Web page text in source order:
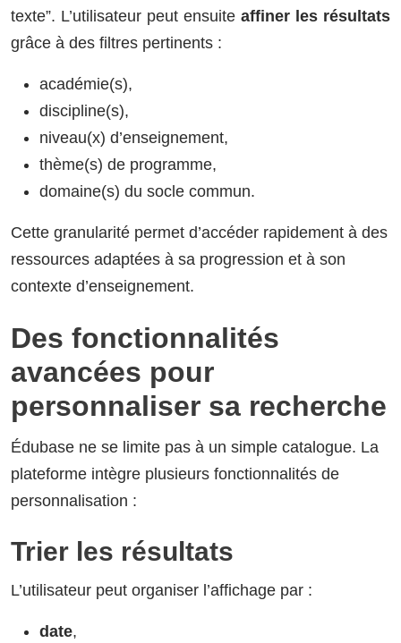
texte”. L’utilisateur peut ensuite affiner les résultats
grâce à des filtres pertinents :
académie(s),
discipline(s),
niveau(x) d’enseignement,
thème(s) de programme,
domaine(s) du socle commun.
Cette granularité permet d’accéder rapidement à des
ressources adaptées à sa progression et à son
contexte d’enseignement.
Des fonctionnalités
avancées pour
personnaliser sa recherche
Édubase ne se limite pas à un simple catalogue. La
plateforme intègre plusieurs fonctionnalités de
personnalisation :
Trier les résultats
L’utilisateur peut organiser l’affichage par :
date,